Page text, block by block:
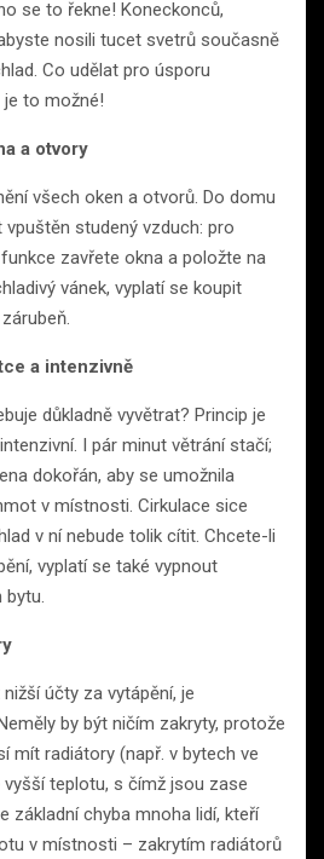
se to řekne! Koneckonců,
nosili tucet svetrů současně
Co udělat pro úsporu
to možné!
a otvory
všech oken a otvorů. Do domu
studený vzduch: pro
zavřete okna a položte na
vánek, vyplatí se koupit
a intenzivně
důkladně vyvětrat? Princip je
I pár minut větrání stačí;
dokořán, aby se umožnila
v místnosti. Cirkulace sice
v ní nebude tolik cítit. Chcete-li
vyplatí se také vypnout
bytu.
účty za vytápění, je
by být ničím zakryty, protože
mít radiátory (např. v bytech ve
teplotu, s čímž jsou zase
základní chyba mnoha lidí, kteří
v místnosti – zakrytím radiátorů